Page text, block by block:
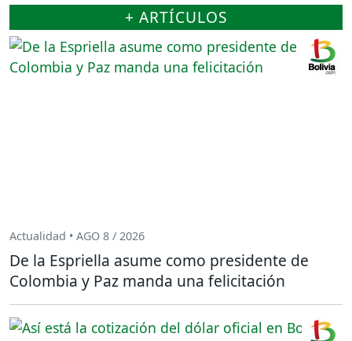
+ ARTÍCULOS
Actualidad • AGO 8 / 2026
De la Espriella asume como presidente de
Colombia y Paz manda una felicitación